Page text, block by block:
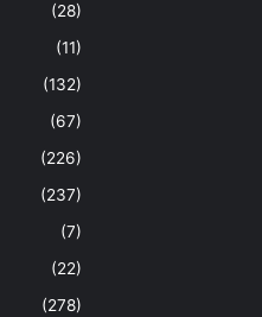
(28)
(11)
(132)
(67)
(226)
(237)
(7)
(22)
(278)